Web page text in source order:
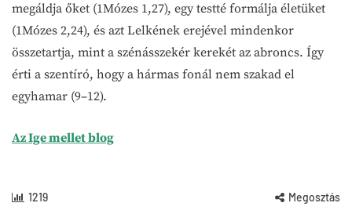
megáldja őket (1Mózes 1,27), egy testté formálja életüket
(1Mózes 2,24), és azt Lelkének erejével mindenkor
összetartja, mint a szénásszekér kerekét az abroncs. Így
érti a szentíró, hogy a hármas fonál nem szakad el
egyhamar (9–12).
Az Ige mellet blog
1219 Megosztás